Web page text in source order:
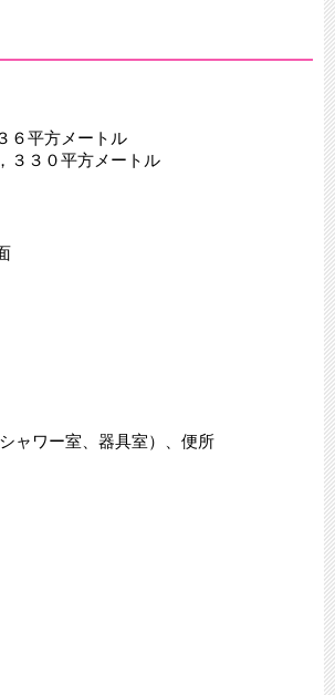
平方メートル
３０平方メートル
ャワー室、器具室）、便所